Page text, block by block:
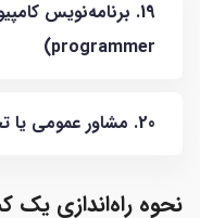
programmer)
20. مشاور عمومی یا تخصصی (Consultant)
نحوه راه‌اندازی